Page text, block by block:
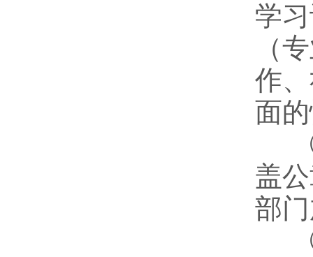
学
（
作
面
③
盖
部
④